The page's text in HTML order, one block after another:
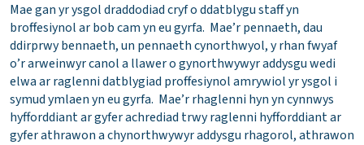
Mae gan yr ysgol draddodiad cryf o ddatblygu staff yn
broffesiynol ar bob cam yn eu gyrfa. Mae’r pennaeth, dau
ddirprwy bennaeth, un pennaeth cynorthwyol, y rhan fwyaf
o’r arweinwyr canol a llawer o gynorthwywyr addysgu wedi
elwa ar raglenni datblygiad proffesiynol amrywiol yr ysgol i
symud ymlaen yn eu gyrfa. Mae’r rhaglenni hyn yn cynnwys
hyfforddiant ar gyfer achrediad trwy raglenni hyfforddiant ar
gyfer athrawon a chynorthwywyr addysgu rhagorol, athrawon